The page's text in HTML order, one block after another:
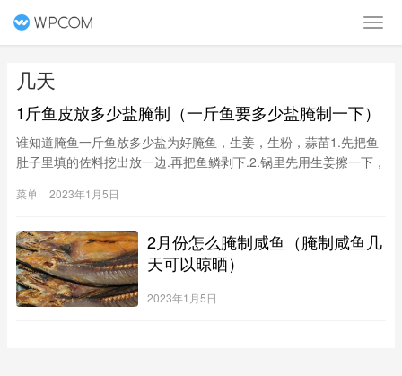
几天
1斤鱼皮放多少盐腌制（一斤鱼要多少盐腌制一下）
谁知道腌鱼一斤鱼放多少盐为好腌鱼，生姜，生粉，蒜苗1.先把鱼
肚子里填的佐料挖出放一边.再把鱼鳞剥下.2.锅里先用生姜擦一下，
过腌制过的，鱼皮真的特别难煎.煎了三条一条都没好的.表面
菜单 2023年1月5日
2月份怎么腌制咸鱼（腌制咸鱼几
天可以晾晒）
2023年1月5日